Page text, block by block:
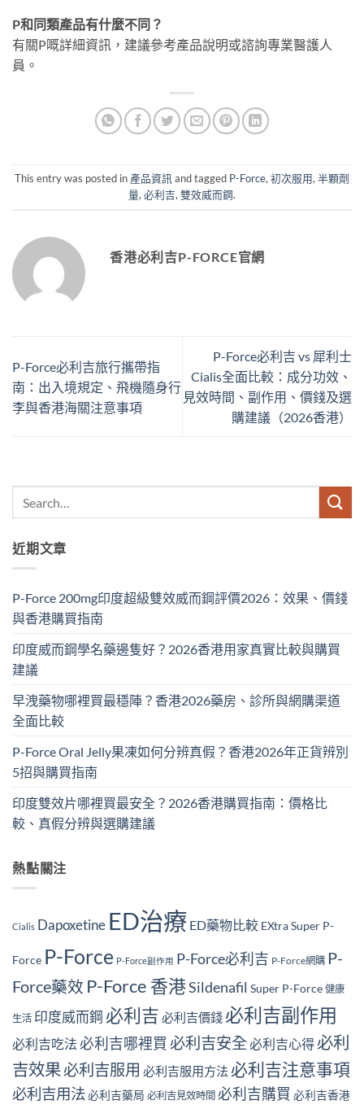
P和同類產品有什麼不同？
有關P嘅詳細資訊，建議參考產品說明或諮詢專業醫護人
員。
This entry was posted in 產品資訊and tagged P-Force,初次服用,半顆劑
量,必利吉,雙效威而鋼.
香港必利吉P-FORCE官網
P-Force必利吉旅行攜帶指
南：出入境規定、飛機隨身行
李與香港海關注意事項
P-Force必利吉 vs 犀利士
Cialis全面比較：成分功效、
見效時間、副作用、價錢及選
購建議（2026香港）
近期文章
P-Force 200mg印度超級雙效威而鋼評價2026：效果、價錢
與香港購買指南
印度威而鋼學名藥邊隻好？2026香港用家真實比較與購買
建議
早洩藥物哪裡買最穩陣？香港2026藥房、診所與網購渠道
全面比較
P-Force Oral Jelly果凍如何分辨真假？香港2026年正貨辨別
5招與購買指南
印度雙效片哪裡買最安全？2026香港購買指南：價格比
較、真假分辨與選購建議
熱點關注
Cialis Dapoxetine ED治療 ED藥物比較 EXtra Super P-
Force P-Force P-Force副作用 P-Force必利吉 P-Force網購 P-
Force藥效 P-Force 香港Sildenafil Super P-Force 健康
生活 印度威而鋼 必利吉 必利吉價錢 必利吉副作用
必利吉吃法 必利吉哪裡買 必利吉安全必利吉心得必利
吉效果必利吉服用 必利吉服用方法必利吉注意事項
必利吉用法必利吉藥局 必利吉見效時間 必利吉購買 必利吉香港